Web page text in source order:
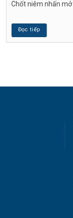
Chốt niêm nhấn mở
Đọc tiếp